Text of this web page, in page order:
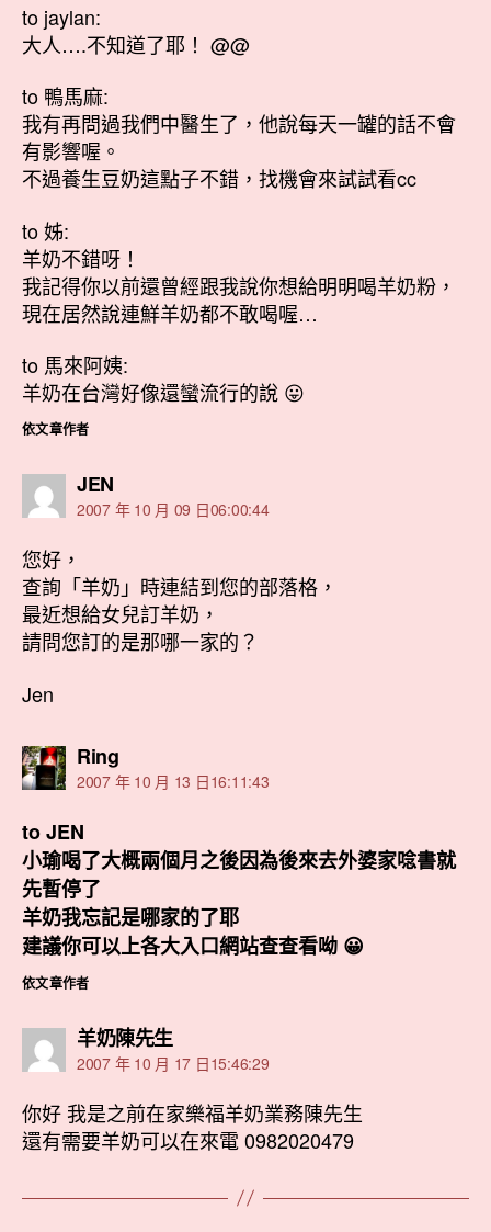
to jaylan:
大人….不知道了耶！ @@
to 鴨馬麻:
我有再問過我們中醫生了，他說每天一罐的話不會
有影響喔。
不過養生豆奶這點子不錯，找機會來試試看cc
to 姊:
羊奶不錯呀！
我記得你以前還曾經跟我說你想給明明喝羊奶粉，
現在居然說連鮮羊奶都不敢喝喔…
to 馬來阿姨:
羊奶在台灣好像還蠻流行的說 😛
依文章作者
JEN表
示:
2007 年 10 月 09 日06:00:44
您好，
查詢「羊奶」時連結到您的部落格，
最近想給女兒訂羊奶，
請問您訂的是那哪一家的？
Jen
Ring表
示:
2007 年 10 月 13 日16:11:43
to JEN
小瑜喝了大概兩個月之後因為後來去外婆家唸書就
先暫停了
羊奶我忘記是哪家的了耶
建議你可以上各大入口網站查查看呦 😀
依文章作者
羊奶陳先生表
示:
2007 年 10 月 17 日15:46:29
你好 我是之前在家樂福羊奶業務陳先生
還有需要羊奶可以在來電 0982020479